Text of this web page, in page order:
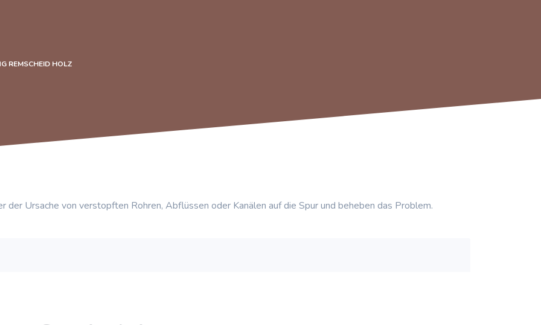
REMSCHEID HOLZ
Ursache von verstopften Rohren, Abflüssen oder Kanälen auf die Spur und beheben das Problem.